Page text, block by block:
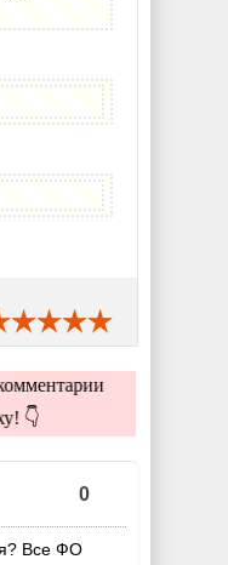
👇
0
Все ФО